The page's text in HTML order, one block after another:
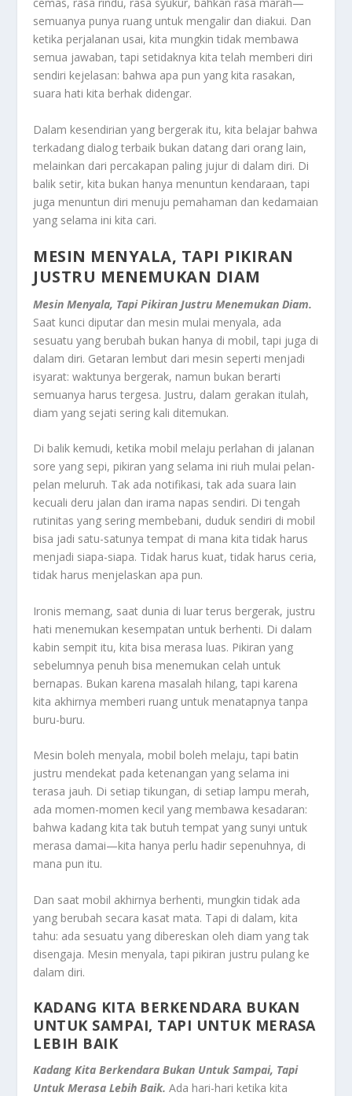
semuanya punya ruang untuk mengalir dan diakui. Dan
ketika perjalanan usai, kita mungkin tidak membawa
semua jawaban, tapi setidaknya kita telah memberi diri
sendiri kejelasan: bahwa apa pun yang kita rasakan,
suara hati kita berhak didengar.
Dalam kesendirian yang bergerak itu, kita belajar bahwa
terkadang dialog terbaik bukan datang dari orang lain,
melainkan dari percakapan paling jujur di dalam diri. Di
balik setir, kita bukan hanya menuntun kendaraan, tapi
juga menuntun diri menuju pemahaman dan kedamaian
yang selama ini kita cari.
MESIN MENYALA, TAPI PIKIRAN
JUSTRU MENEMUKAN DIAM
Mesin Menyala, Tapi Pikiran Justru Menemukan Diam.
Saat kunci diputar dan mesin mulai menyala, ada
sesuatu yang berubah bukan hanya di mobil, tapi juga di
dalam diri. Getaran lembut dari mesin seperti menjadi
isyarat: waktunya bergerak, namun bukan berarti
semuanya harus tergesa. Justru, dalam gerakan itulah,
diam yang sejati sering kali ditemukan.
Di balik kemudi, ketika mobil melaju perlahan di jalanan
sore yang sepi, pikiran yang selama ini riuh mulai pelan-
pelan meluruh. Tak ada notifikasi, tak ada suara lain
kecuali deru jalan dan irama napas sendiri. Di tengah
rutinitas yang sering membebani, duduk sendiri di mobil
bisa jadi satu-satunya tempat di mana kita tidak harus
menjadi siapa-siapa. Tidak harus kuat, tidak harus ceria,
tidak harus menjelaskan apa pun.
Ironis memang, saat dunia di luar terus bergerak, justru
hati menemukan kesempatan untuk berhenti. Di dalam
kabin sempit itu, kita bisa merasa luas. Pikiran yang
sebelumnya penuh bisa menemukan celah untuk
bernapas. Bukan karena masalah hilang, tapi karena
kita akhirnya memberi ruang untuk menatapnya tanpa
buru-buru.
Mesin boleh menyala, mobil boleh melaju, tapi batin
justru mendekat pada ketenangan yang selama ini
terasa jauh. Di setiap tikungan, di setiap lampu merah,
ada momen-momen kecil yang membawa kesadaran:
bahwa kadang kita tak butuh tempat yang sunyi untuk
merasa damai—kita hanya perlu hadir sepenuhnya, di
mana pun itu.
Dan saat mobil akhirnya berhenti, mungkin tidak ada
yang berubah secara kasat mata. Tapi di dalam, kita
tahu: ada sesuatu yang dibereskan oleh diam yang tak
disengaja. Mesin menyala, tapi pikiran justru pulang ke
dalam diri.
KADANG KITA BERKENDARA BUKAN
UNTUK SAMPAI, TAPI UNTUK MERASA
LEBIH BAIK
Kadang Kita Berkendara Bukan Untuk Sampai, Tapi
Untuk Merasa Lebih Baik.Ada hari-hari ketika kita